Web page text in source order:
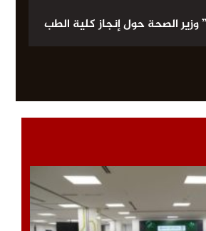
الصحة حول إنجاز كلية الطب
على تساؤلات المواطنين حول
استثنائية وسدود مشددة